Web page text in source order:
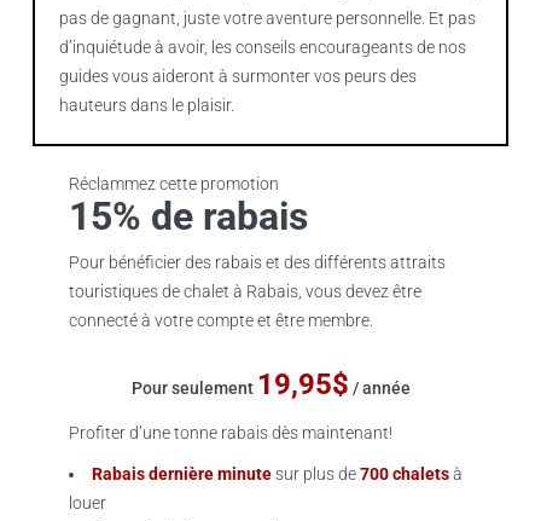
pas de gagnant, juste votre aventure personnelle. Et pas
d’inquiétude à avoir, les conseils encourageants de nos
guides vous aideront à surmonter vos peurs des
hauteurs dans le plaisir.
Réclammez cette promotion
15% de rabais
Pour bénéficier des rabais et des différents attraits
touristiques de chalet à Rabais, vous devez être
connecté à votre compte et être membre.
Pour seulement 19,95$ / année
Profiter d’une tonne rabais dès maintenant!
Rabais dernière minutesur plus de700 chaletsà
louer